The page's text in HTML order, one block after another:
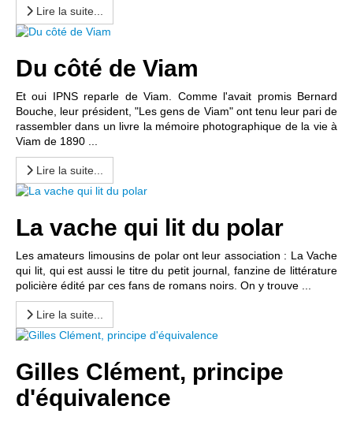
Lire la suite...
Du côté de Viam
Et oui IPNS reparle de Viam. Comme l'avait promis Bernard
Bouche, leur président, "Les gens de Viam" ont tenu leur pari de
rassembler dans un livre la mémoire photographique de la vie à
Viam de 1890 ...
Lire la suite...
La vache qui lit du polar
Les amateurs limousins de polar ont leur association : La Vache
qui lit, qui est aussi le titre du petit journal, fanzine de littérature
policière édité par ces fans de romans noirs. On y trouve ...
Lire la suite...
Gilles Clément, principe
d'équivalence